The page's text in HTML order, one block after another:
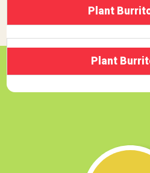
Plant
Plant